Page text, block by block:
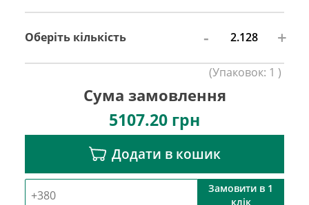
Оберіть кількість - +
(Упаковок: 1 )
Сума замовлення
5107.20 грн
Додати в кошик
Замовити в 1
клік